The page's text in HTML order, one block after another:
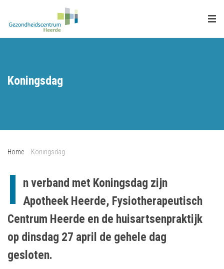
Koningsdag
Home Koningsdag
I n verband met Koningsdag zijn
Apotheek Heerde, Fysiotherapeutisch
Centrum Heerde en de huisartsenpraktijk
op dinsdag 27 april de gehele dag
gesloten.